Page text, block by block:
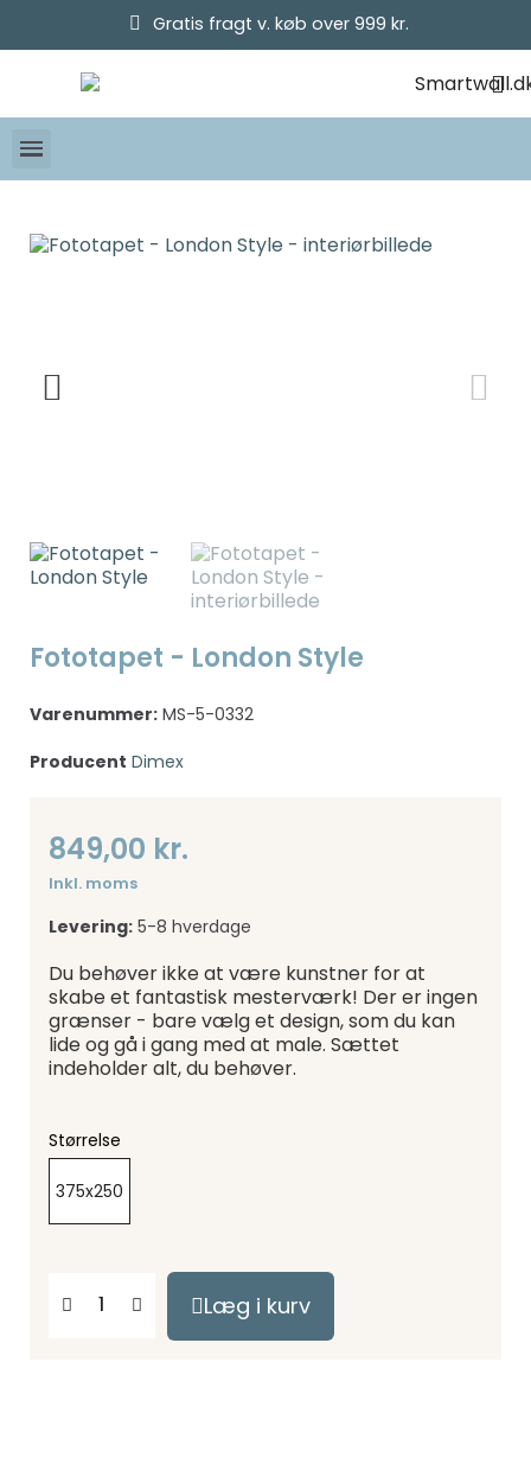
Gratis fragt v. køb over 999 kr.
Fototapet - London Style
Varenummer: MS-5-0332
Producent Dimex
849,00 kr.
Inkl. moms
Levering: 5-8 hverdage
Du behøver ikke at være kunstner for at
skabe et fantastisk mesterværk! Der er ingen
grænser - bare vælg et design, som du kan
lide og gå i gang med at male. Sættet
indeholder alt, du behøver.
Størrelse
375x250
Læg i kurv